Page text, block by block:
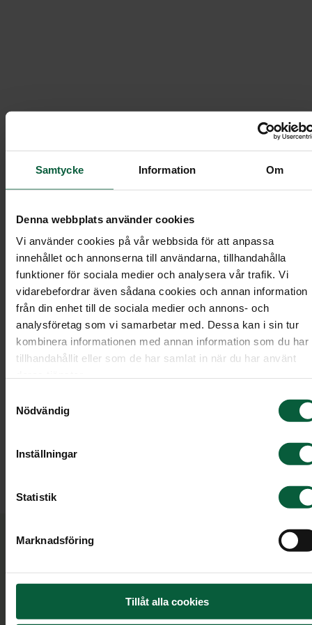
Samtycke Information Om
Denna webbplats använder cookies
Vi använder cookies på vår webbsida för att anpassa
innehållet och annonserna till användarna, tillhandahålla
funktioner för sociala medier och analysera vår trafik. Vi
vidarebefordrar även sådana cookies och annan information
från din enhet till de sociala medier och annons- och
analysföretag som vi samarbetar med. Dessa kan i sin tur
kombinera informationen med annan information som du har
tillhandahållit eller som de har samlat in när du har använt
Nödvändig
Inställningar
Statistik
Marknadsföring
Tillåt alla cookies
Våra medarbetare /
Jenny
Kundrådgivare
Om Jenny
Jenny Kindgren är utbildad
och har jobbat inom branschen sedan år 2011. Hon